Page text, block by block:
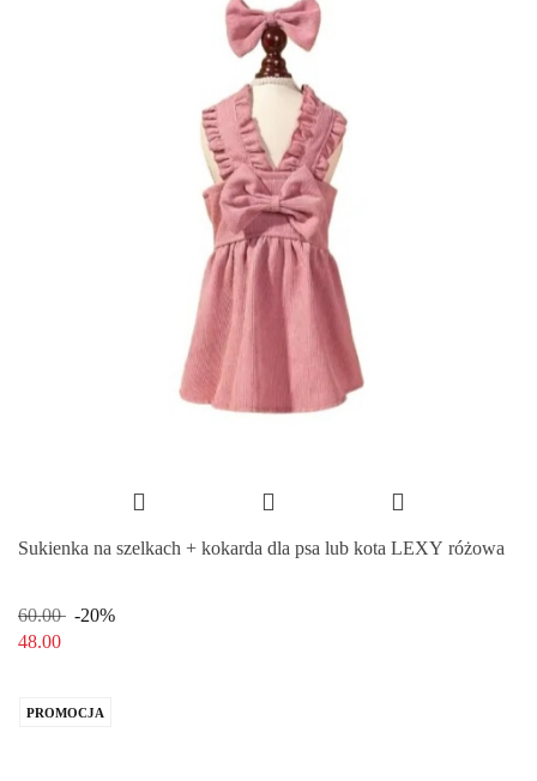
Sukienka na szelkach + kokarda dla psa lub kota LEXY różowa
60.00
-20%
48.00
PROMOCJA